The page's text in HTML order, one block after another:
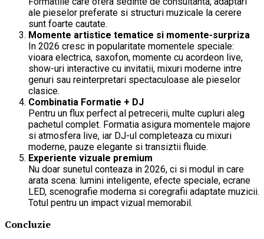
ale pieselor preferate si structuri muzicale la cerere
sunt foarte cautate.
Momente artistice tematice si momente-surpriza
In 2026 cresc in popularitate momentele speciale:
vioara electrica, saxofon, momente cu acordeon live,
show-uri interactive cu invitatii, mixuri moderne intre
genuri sau reinterpretari spectaculoase ale pieselor
clasice.
Combinatia Formatie + DJ
Pentru un flux perfect al petrecerii, multe cupluri aleg
pachetul complet. Formatia asigura momentele majore
si atmosfera live, iar DJ-ul completeaza cu mixuri
moderne, pauze elegante si transiztii fluide.
Experiente vizuale premium
Nu doar sunetul conteaza in 2026, ci si modul in care
arata scena: lumini inteligente, efecte speciale, ecrane
LED, scenografie moderna si coregrafii adaptate muzicii.
Totul pentru un impact vizual memorabil.
Concluzie